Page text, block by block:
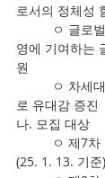
로서의 정체성
영에 기여하는
원
로 유대감 증진
나. 모집 대상
(25. 1. 13. 기